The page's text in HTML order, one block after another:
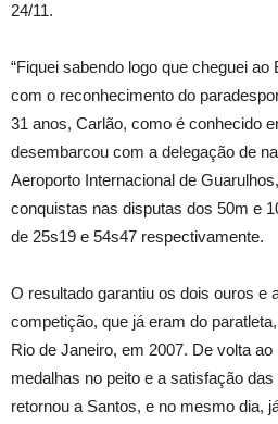
24/11.
“Fiquei sabendo logo que cheguei
com o reconhecimento do
31 anos, Carlão, como é conhecido
desembarcou com a delegação de
Aeroporto Internacional de
conquistas nas disputas dos 50m e
de 25s19 e 54s47 respectivamente.
O resultado garantiu os dois ouros e
competição, que já eram do
Rio de Janeiro, em 2007. De volta
medalhas no peito e a satisfação
retornou a Santos, e no mesmo dia,